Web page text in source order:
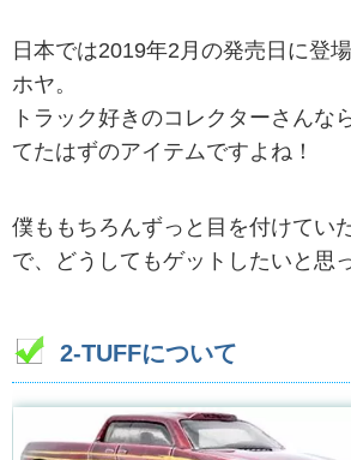
日本では2019年2月の発売日に登
ホヤ。
トラック好きのコレクターさんな
てたはずのアイテムですよね！
僕ももちろんずっと目を付けてい
で、どうしてもゲットしたいと思
2-TUFFについて